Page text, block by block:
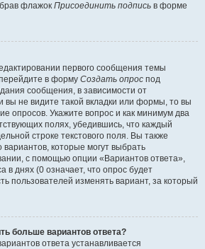
флажок Присоединить подпись в форме
первого сообщения темы
в форму Создать опрос под
сообщения, в зависимости от
вы не видите такой вкладки или формы, то вы
опросов. Укажите вопрос и как минимум два
полях, убедившись, что каждый
строке текстового поля. Вы также
вариантов, которые могут выбрать
с помощью опции «Вариантов ответа»,
в днях (0 означает, что опрос будет
пользователей изменять вариант, за который
больше вариантов ответа?
ответа устанавливается